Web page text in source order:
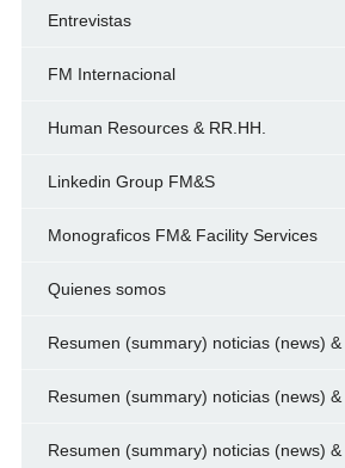
Entrevistas
FM Internacional
Human Resources & RR.HH.
Linkedin Group FM&S
Monograficos FM& Facility Services
Quienes somos
Resumen (summary) noticias (news)
Resumen (summary) noticias (news)
Resumen (summary) noticias (news)